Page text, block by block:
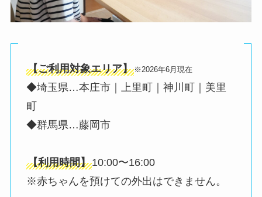
【ご利用対象エリア】※2026年6月現在
◆埼玉県…本庄市｜上里町｜神川町｜美里
町
◆群馬県…藤岡市
【利用時間】10:00〜16:00
※赤ちゃんを預けての外出はできません。